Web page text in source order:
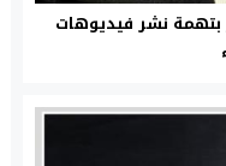
بتهمة نشر فيديوهات